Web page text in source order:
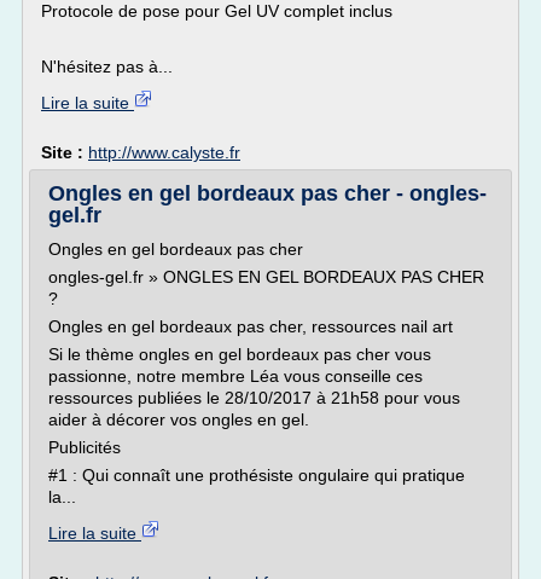
Protocole de pose pour Gel UV complet inclus
N'hésitez pas à...
Lire la suite
Site : http://www.calyste.fr
Ongles en gel bordeaux pas cher - ongles-
gel.fr
Ongles en gel bordeaux pas cher
ongles-gel.fr » ONGLES EN GEL BORDEAUX PAS CHER
?
Ongles en gel bordeaux pas cher, ressources nail art
Si le thème ongles en gel bordeaux pas cher vous
passionne, notre membre Léa vous conseille ces
ressources publiées le 28/10/2017 à 21h58 pour vous
aider à décorer vos ongles en gel.
Publicités
#1 : Qui connaît une prothésiste ongulaire qui pratique
la...
Lire la suite